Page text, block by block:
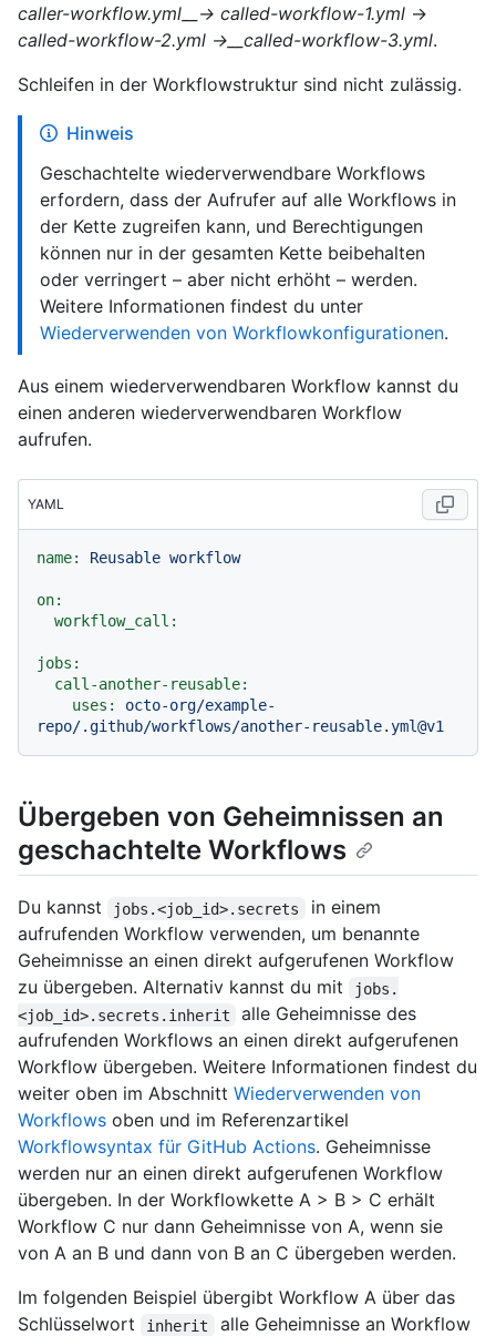
caller-workflow.yml__→ called-workflow-1.yml →
called-workflow-2.yml →__called-workflow-3.yml.
Schleifen in der Workflowstruktur sind nicht zulässig.
Hinweis
Geschachtelte wiederverwendbare Workflows
erfordern, dass der Aufrufer auf alle Workflows in
der Kette zugreifen kann, und Berechtigungen
können nur in der gesamten Kette beibehalten
oder verringert – aber nicht erhöht – werden.
Weitere Informationen findest du unter
Wiederverwenden von Workflowkonfigurationen.
Aus einem wiederverwendbaren Workflow kannst du
einen anderen wiederverwendbaren Workflow
aufrufen.
YAML
name: Reusable workflow
on:
workflow_call:
jobs:
call-another-reusable:
uses:
octo-org/example-
repo/.github/workflows/another-reusable.yml@v1
Übergeben von Geheimnissen an
geschachtelte Workflows
Du kannst jobs.<job_id>.secrets
in einem
aufrufenden Workflow verwenden, um benannte
Geheimnisse an einen direkt aufgerufenen Workflow
zu übergeben. Alternativ kannst du mit
jobs.
<job_id>.secrets.inherit
alle Geheimnisse des
aufrufenden Workflows an einen direkt aufgerufenen
Workflow übergeben. Weitere Informationen findest du
weiter oben im Abschnitt Wiederverwenden von
Workflows oben und im Referenzartikel
Workflowsyntax für GitHub Actions. Geheimnisse
werden nur an einen direkt aufgerufenen Workflow
übergeben. In der Workflowkette A > B > C erhält
Workflow C nur dann Geheimnisse von A, wenn sie
von A an B und dann von B an C übergeben werden.
Im folgenden Beispiel übergibt Workflow A über das
Schlüsselwort
inherit alle Geheimnisse an Workflow